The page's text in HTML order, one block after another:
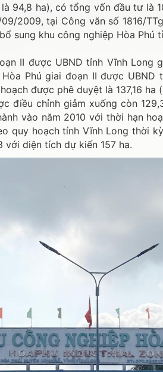
94,8 ha), có tổng vốn đầu tư là
2009, tại Công văn số 1816/
sung khu công nghiệp Hòa
II được UBND tỉnh Vĩnh
Phú giai đoạn II được
được phê duyệt là 137,16
điều chỉnh giảm xuống còn
vào năm 2010 với thời hạn
quy hoạch tỉnh Vĩnh Long thời
diện tích dự kiến 157 ha.